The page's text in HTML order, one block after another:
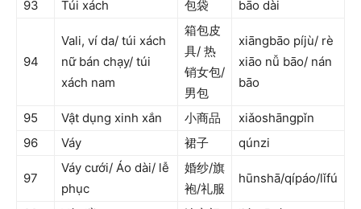
93
Túi xách 包袋 bāo dài
94
Vali, ví da/ túi xách
nữ bán chạy/ túi
xách nam
箱包皮
具/ 热
销女包/
男包
xiāngbāo píjù/ rè
xiāo nǚ bāo/ nán
bāo
95 Vật dụng xinh xắn 小商品
xiǎoshāngpǐn
96
Váy 裙子 qúnzi
97
Váy cưới/ Áo dài/ lễ
phục
婚纱/旗
袍/礼服
hūnshā/qípáo/lǐfú